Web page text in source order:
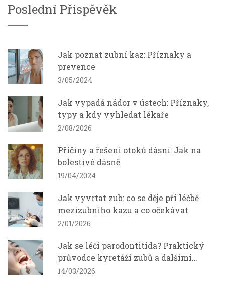
Poslední Příspěvěk
Jak poznat zubní kaz: Příznaky a
prevence
3/05/2024
Jak vypadá nádor v ústech: Příznaky,
typy a kdy vyhledat lékaře
2/08/2026
Příčiny a řešení otoků dásní: Jak na
bolestivé dásně
19/04/2024
Jak vyvrtat zub: co se děje při léčbě
mezizubního kazu a co očekávat
2/01/2026
Jak se léčí parodontitida? Praktický
průvodce kyretáží zubů a dalšími
léčebnými kroky
14/03/2026